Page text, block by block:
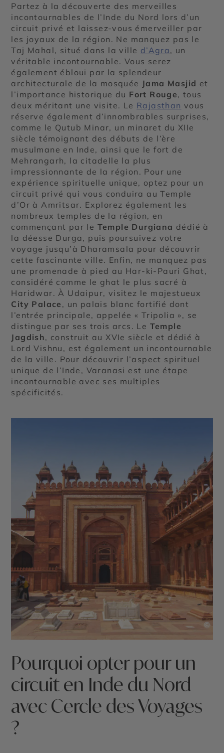
Partez à la découverte des merveilles
incontournables de l’Inde du Nord lors d’un
circuit privé et laissez-vous émerveiller par
les joyaux de la région. Ne manquez pas le
Taj Mahal, situé dans la ville d’Agra, un
véritable incontournable. Vous serez
également ébloui par la splendeur
architecturale de la mosquée Jama Masjid et
l’importance historique du Fort Rouge, tous
deux méritant une visite. Le Rajasthan vous
réserve également d’innombrables surprises,
comme le Qutub Minar, un minaret du XIIe
siècle témoignant des débuts de l’ère
musulmane en Inde, ainsi que le fort de
Mehrangarh, la citadelle la plus
impressionnante de la région. Pour une
expérience spirituelle unique, optez pour un
circuit privé qui vous conduira au Temple
d’Or à Amritsar. Explorez également les
nombreux temples de la région, en
commençant par le Temple Durgiana dédié à
la déesse Durga, puis poursuivez votre
voyage jusqu’à Dharamsala pour découvrir
cette fascinante ville. Enfin, ne manquez pas
une promenade à pied au Har-ki-Pauri Ghat,
considéré comme le ghat le plus sacré à
Haridwar. À Udaipur, visitez le majestueux
City Palace , un palais blanc fortifié dont
l’entrée principale, appelée « Tripolia », se
distingue par ses trois arcs. Le Temple
Jagdish, construit au XVIe siècle et dédié à
Lord Vishnu, est également un incontournable
de la ville. Pour découvrir l’aspect spirituel
unique de l’Inde, Varanasi est une étape
incontournable avec ses multiples
spécificités.
©
Pourquoi opter pour un
circuit en Inde du Nord
avec Cercle des Voyages
?